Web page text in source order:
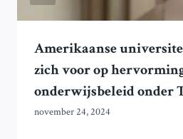
Amerikaanse
zich voor op
onderwijsbeleid onder
november 24, 2024